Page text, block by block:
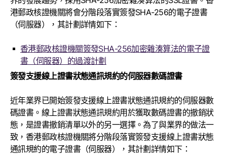
港郵政核證機關將會分階段落實簽發SHA-256的電子證書
（伺服器），其計劃詳情如下：
香港郵政核證機關簽發SHA-256加密雜湊算法的電子證
書（伺服器）的過渡計劃
簽發支援線上證書狀態通訊規約的伺服器數碼證書
近年業界已開始簽發支援線上證書狀態通訊規約的伺服器數
碼證書。線上證書狀態通訊規約用於獲取數碼證書的撤銷狀
態，是證書撤銷清單以外的另一選擇。為了與業界的做法一
致，香港郵政核證機關將分階段落實簽發支援線上證書狀態
通訊規約的電子證書（伺服器），其計劃詳情如下：